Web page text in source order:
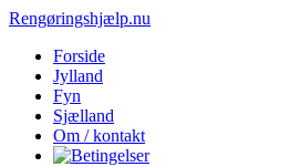
Rengøringshjælp.nu
Forside
Jylland
Fyn
Sjælland
Om / kontakt